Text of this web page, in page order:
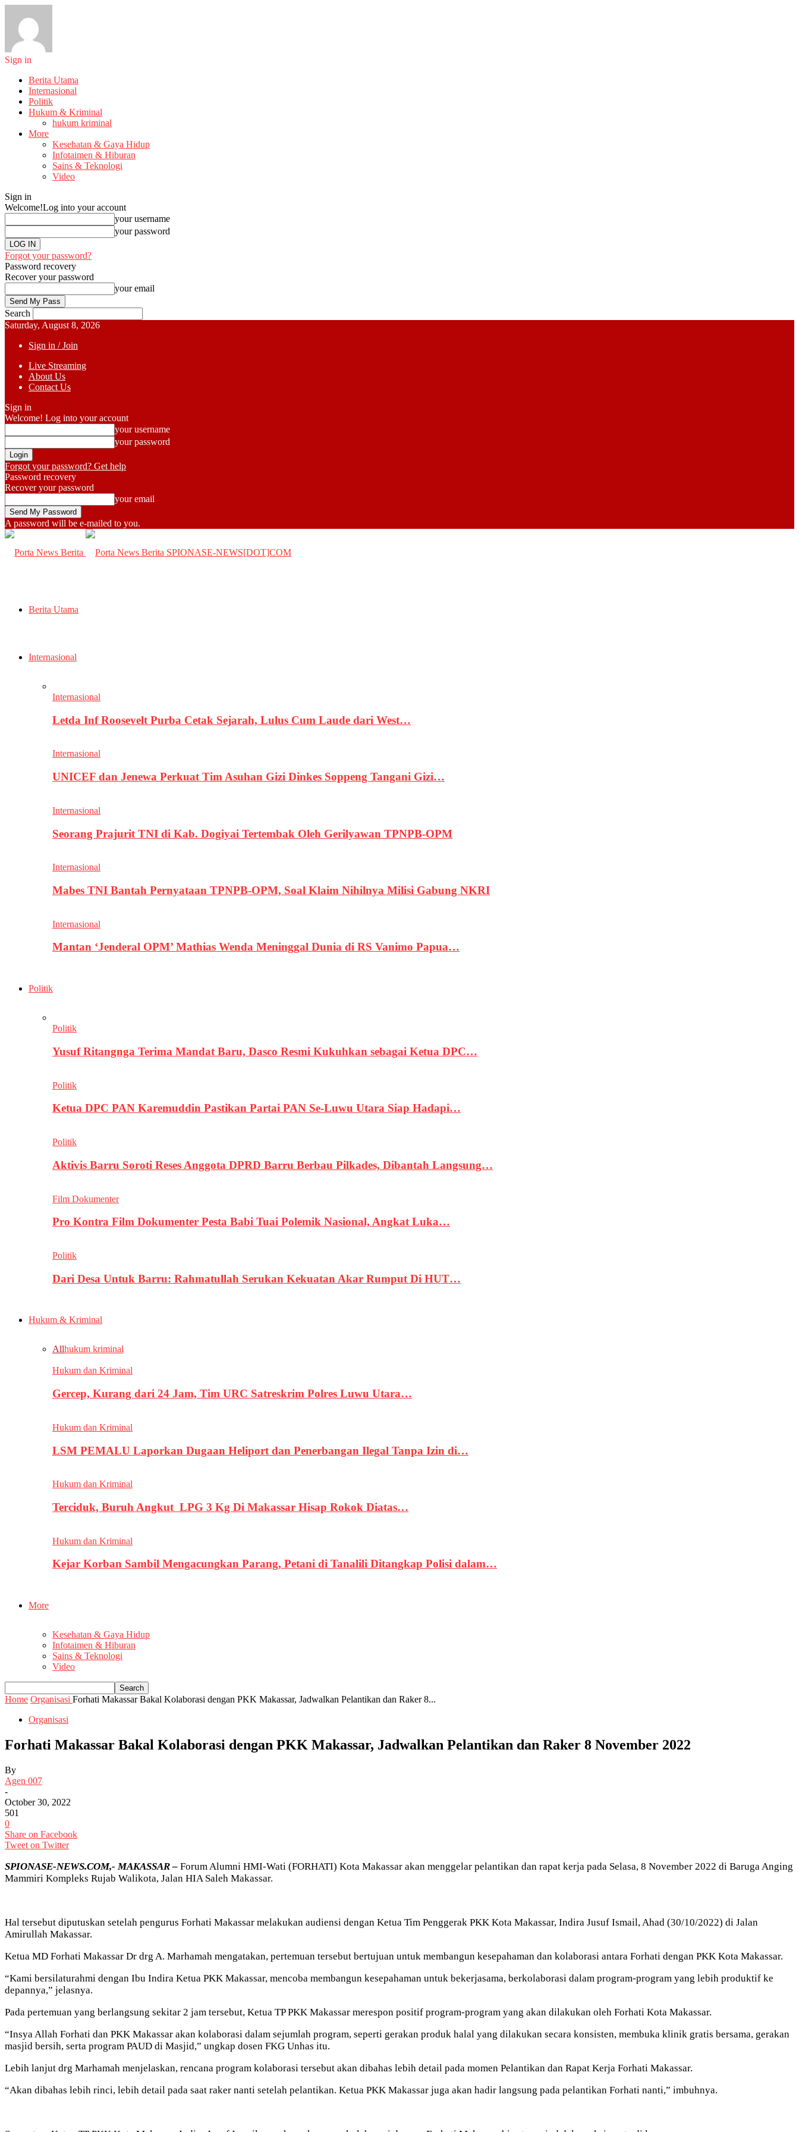
Sign in
Berita Utama
Internasional
Politik
Hukum & Kriminal
hukum kriminal
More
Kesehatan & Gaya Hidup
Infotaimen & Hiburan
Sains & Teknologi
Video
Sign in
Welcome!Log into your account
your username
your password
Forgot your password?
Password recovery
Recover your password
your email
Search
Saturday, August 8, 2026
Sign in / Join
Live Streaming
About Us
Contact Us
Sign in
Welcome! Log into your account
your username
your password
Forgot your password? Get help
Password recovery
Recover your password
your email
A password will be e-mailed to you.
SPIONASE-NEWS[DOT]COM
Berita Utama
Internasional
Internasional
Letda Inf Roosevelt Purba Cetak Sejarah, Lulus Cum Laude dari West…
Internasional
UNICEF dan Jenewa Perkuat Tim Asuhan Gizi Dinkes Soppeng Tangani Gizi…
Internasional
Seorang Prajurit TNI di Kab. Dogiyai Tertembak Oleh Gerilyawan TPNPB-OPM
Internasional
Mabes TNI Bantah Pernyataan TPNPB-OPM, Soal Klaim Nihilnya Milisi Gabung NKRI
Internasional
Mantan ‘Jenderal OPM’ Mathias Wenda Meninggal Dunia di RS Vanimo Papua…
Politik
Politik
Yusuf Ritangnga Terima Mandat Baru, Dasco Resmi Kukuhkan sebagai Ketua DPC…
Politik
Ketua DPC PAN Karemuddin Pastikan Partai PAN Se-Luwu Utara Siap Hadapi…
Politik
Aktivis Barru Soroti Reses Anggota DPRD Barru Berbau Pilkades, Dibantah Langsung…
Film Dokumenter
Pro Kontra Film Dokumenter Pesta Babi Tuai Polemik Nasional, Angkat Luka…
Politik
Dari Desa Untuk Barru: Rahmatullah Serukan Kekuatan Akar Rumput Di HUT…
Hukum & Kriminal
Allhukum kriminal
Hukum dan Kriminal
Gercep, Kurang dari 24 Jam, Tim URC Satreskrim Polres Luwu Utara…
Hukum dan Kriminal
LSM PEMALU Laporkan Dugaan Heliport dan Penerbangan Ilegal Tanpa Izin di…
Hukum dan Kriminal
Terciduk, Buruh Angkut LPG 3 Kg Di Makassar Hisap Rokok Diatas…
Hukum dan Kriminal
Kejar Korban Sambil Mengacungkan Parang, Petani di Tanalili Ditangkap Polisi dalam…
More
Kesehatan & Gaya Hidup
Infotaimen & Hiburan
Sains & Teknologi
Video
Home Organisasi Forhati Makassar Bakal Kolaborasi dengan PKK Makassar, Jadwalkan Pelantikan dan Raker 8...
Organisasi
Forhati Makassar Bakal Kolaborasi dengan PKK Makassar, Jadwalkan Pelantikan dan Raker 8 November 2022
By
Agen 007
-
October 30, 2022
501
0
Share on Facebook
Tweet on Twitter
SPIONASE-NEWS.COM,- MAKASSAR – Forum Alumni HMI-Wati (FORHATI) Kota Makassar akan menggelar pelantikan dan rapat kerja pada Selasa, 8 November 2022 di Baruga Anging
Mammiri Kompleks Rujab Walikota, Jalan HIA Saleh Makassar.
Hal tersebut diputuskan setelah pengurus Forhati Makassar melakukan audiensi dengan Ketua Tim Penggerak PKK Kota Makassar, Indira Jusuf Ismail, Ahad (30/10/2022) di Jalan
Amirullah Makassar.
Ketua MD Forhati Makassar Dr drg A. Marhamah mengatakan, pertemuan tersebut bertujuan untuk membangun kesepahaman dan kolaborasi antara Forhati dengan PKK Kota Makassar.
“Kami bersilaturahmi dengan Ibu Indira Ketua PKK Makassar, mencoba membangun kesepahaman untuk bekerjasama, berkolaborasi dalam program-program yang lebih produktif ke
depannya,” jelasnya.
Pada pertemuan yang berlangsung sekitar 2 jam tersebut, Ketua TP PKK Makassar merespon positif program-program yang akan dilakukan oleh Forhati Kota Makassar.
“Insya Allah Forhati dan PKK Makassar akan kolaborasi dalam sejumlah program, seperti gerakan produk halal yang dilakukan secara konsisten, membuka klinik gratis bersama, gerakan
masjid bersih, serta program PAUD di Masjid,” ungkap dosen FKG Unhas itu.
Lebih lanjut drg Marhamah menjelaskan, rencana program kolaborasi tersebut akan dibahas lebih detail pada momen Pelantikan dan Rapat Kerja Forhati Makassar.
“Akan dibahas lebih rinci, lebih detail pada saat raker nanti setelah pelantikan. Ketua PKK Makassar juga akan hadir langsung pada pelantikan Forhati nanti,” imbuhnya.